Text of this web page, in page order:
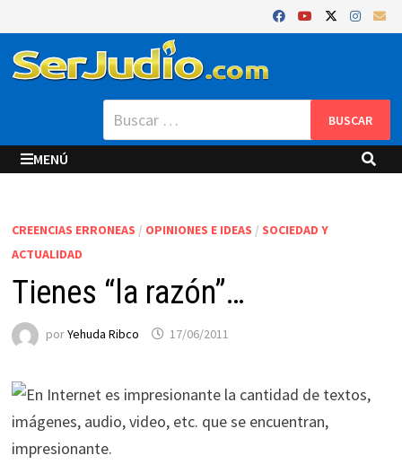
al
contenido
Buscar:
MENÚ
CREENCIAS ERRONEAS / OPINIONES E IDEAS / SOCIEDAD Y
ACTUALIDAD
Tienes “la razón”…
porYehuda Ribco 17/06/2011
En Internet es impresionante la cantidad de textos,
imágenes, audio, video, etc. que se encuentran,
impresionante.